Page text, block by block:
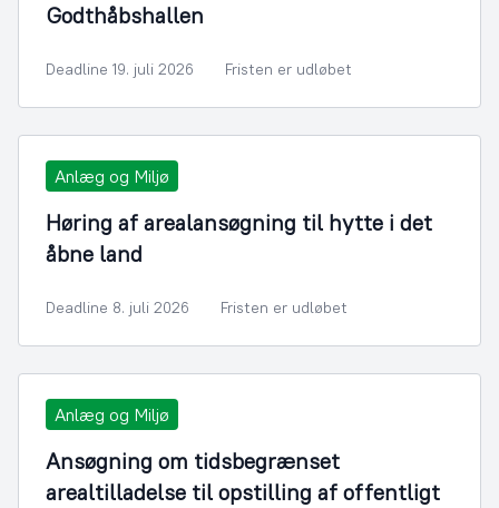
Godthåbshallen
Deadline 19. juli 2026 Fristen er udløbet
Anlæg og Miljø
Høring af arealansøgning til hytte i det
åbne land
Deadline 8. juli 2026 Fristen er udløbet
Anlæg og Miljø
Ansøgning om tidsbegrænset
arealtilladelse til opstilling af offentligt